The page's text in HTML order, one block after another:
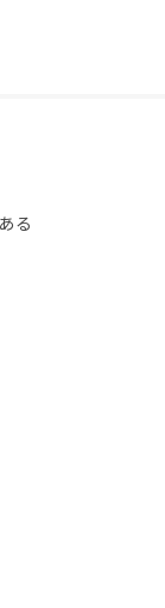
る